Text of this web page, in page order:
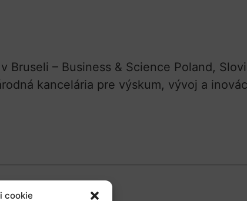
cookie
Bruseli – Business & Science Poland,
kancelária pre výskum, vývoj a